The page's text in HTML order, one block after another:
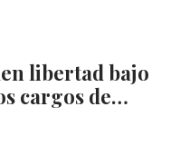
libertad bajo
cargos de…